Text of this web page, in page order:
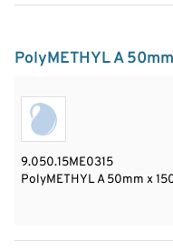
PolyMETHYL A
9.050.15ME0315
PolyMETHYL A 50mm x